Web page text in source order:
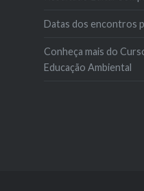
Datas dos encontros
Conheça mais do
Educação Ambiental